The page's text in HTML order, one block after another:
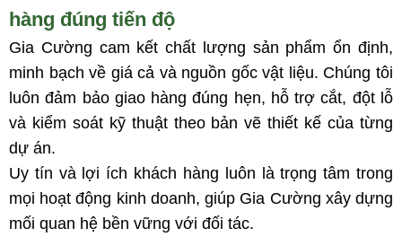
hàng đúng tiến độ
Gia Cường cam kết chất lượng sản phẩm ổn định,
minh bạch về giá cả và nguồn gốc vật liệu. Chúng tôi
luôn đảm bảo giao hàng đúng hẹn, hỗ trợ cắt, đột lỗ
và kiểm soát kỹ thuật theo bản vẽ thiết kế của từng
dự án.
Uy tín và lợi ích khách hàng luôn là trọng tâm trong
mọi hoạt động kinh doanh, giúp Gia Cường xây dựng
mối quan hệ bền vững với đối tác.